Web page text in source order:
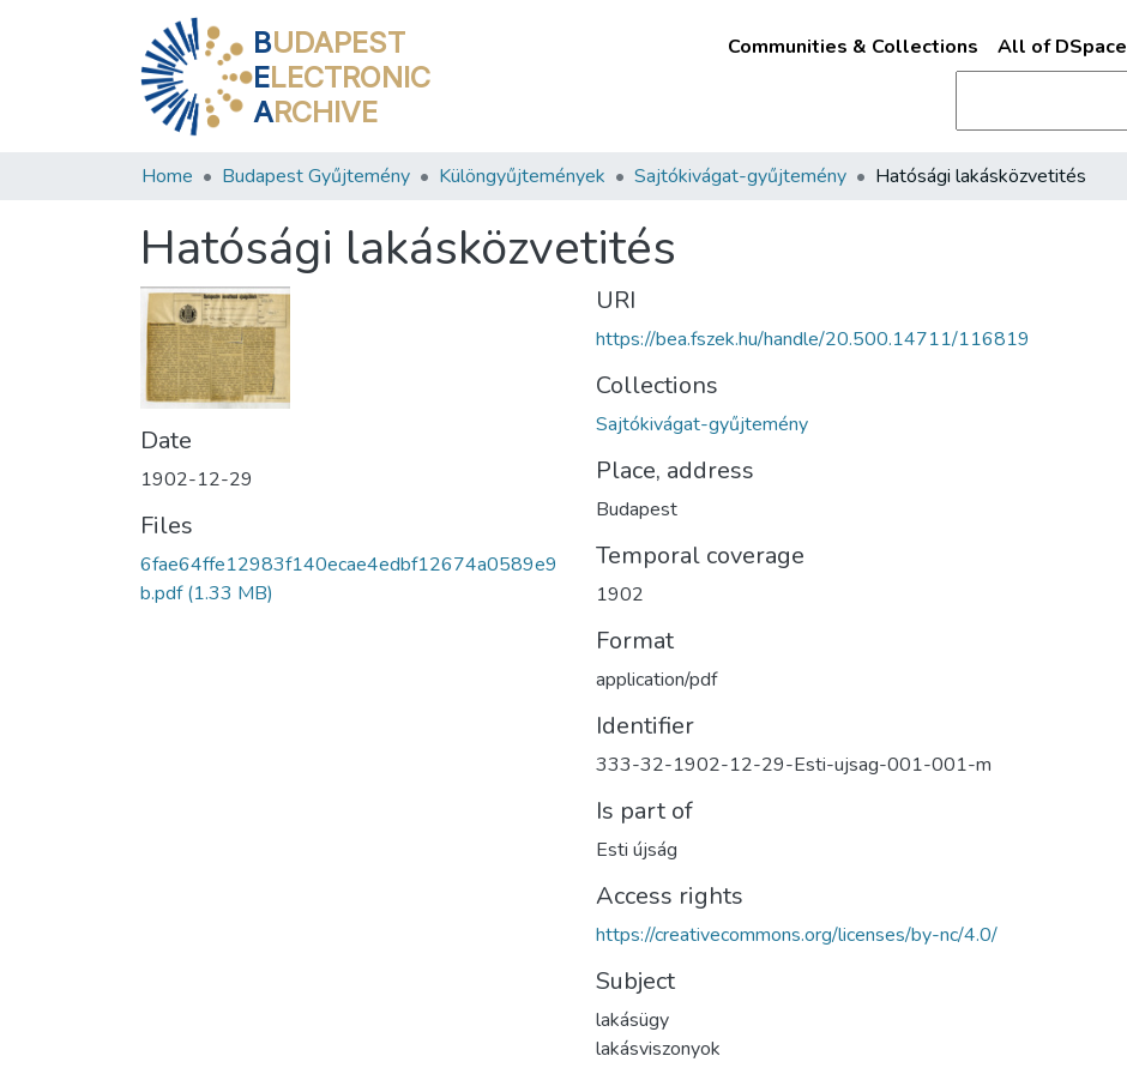
BUDAPEST
ELECTRONIC
ARCHIVE
Communities & Collections All of DSpace
Home Budapest Gyűjtemény Különgyűjtemények Sajtókivágat-gyűjtemény Hatósági lakásközvetités
Hatósági lakásközvetités
Date
1902-12-29
Files
6fae64ffe12983f140ecae4edbf12674a0589e9
b.pdf(1.33 MB)
URI
https://bea.fszek.hu/handle/20.500.14711/116819
Collections
Sajtókivágat-gyűjtemény
Place, address
Budapest
Temporal coverage
1902
Format
application/pdf
Identifier
333-32-1902-12-29-Esti-ujsag-001-001-m
Is part of
Esti újság
Access rights
https://creativecommons.org/licenses/by-nc/4.0/
Subject
lakásügy
lakásviszonyok